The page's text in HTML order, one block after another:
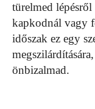
türelmed
kapkodnál vagy
időszak ez egy
önbizalmad.